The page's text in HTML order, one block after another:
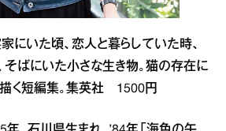
にいた頃、恋人と暮らしていた時、
そばにいた小さな生き物。猫の存在に
く短編集。集英社 1500円